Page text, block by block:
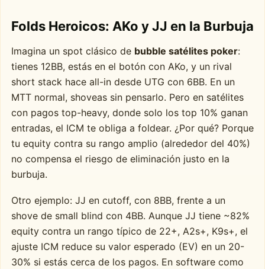
Folds Heroicos: AKo y JJ en la Burbuja
Imagina un spot clásico de bubble satélites poker:
tienes 12BB, estás en el botón con AKo, y un rival
short stack hace all-in desde UTG con 6BB. En un
MTT normal, shoveas sin pensarlo. Pero en satélites
con pagos top-heavy, donde solo los top 10% ganan
entradas, el ICM te obliga a foldear. ¿Por qué? Porque
tu equity contra su rango amplio (alrededor del 40%)
no compensa el riesgo de eliminación justo en la
burbuja.
Otro ejemplo: JJ en cutoff, con 8BB, frente a un
shove de small blind con 4BB. Aunque JJ tiene ~82%
equity contra un rango típico de 22+, A2s+, K9s+, el
ajuste ICM reduce su valor esperado (EV) en un 20-
30% si estás cerca de los pagos. En software como